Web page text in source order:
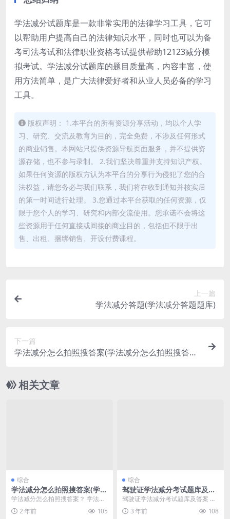
学法减分试题库是一款非常实用的法律学习工具，它可
以帮助用户提高自己的法律知识水平，同时也可以为备
考司法考试和法律职业资格考试提供帮助12123减分模
拟考试。学法减分试题库的题目质量高，内容丰富，使
用方法简单，是广大法律爱好者和从业人员必备的学习
工具。
版权声明： 1.本平台的所有资源分享活动，均以个人学
习、研究、交流及教育为目的，完全免费，不涉及任何形式
的商业销售。本网站只提供资源导航页面服务，并不提供资
源存储，也不参与录制。 2.我们坚决尊重并支持知识产权。
如果任何资源的版权方认为本平台的分享行为侵犯了您的合
法权益，请您务必与我们联系，我们将在收到通知并核实后
的第一时间进行处理。 3.您通过本平台获取的任何资源，仅
限于您个人的学习、研究和内部交流使用。您承诺不会将这
些资源用于任何直接或间接的商业目的，包括但不限于出
售、出租、捆绑销售、开设付费课程。
上一篇
学法减分答题(学法减分答题题库)
下一篇
学法减分怎么拍照搜答案(学法减分怎么拍照搜答案
相关文章
综合
学法减分怎么拍照搜答案(学法
减分怎么拍照搜答案软件)
学法减分怎么拍照搜答案？ 学法减
分是指在学生考试或者日常学习中
因为不遵守考试纪律...
2 年前 105
综合
驾驶证学法减分考试题库及答
案(驾驶证学法减分考试题库及
答案软件)
驾驶证学法减分考试题库及答案 驾
驶证学法减分考试题库及答案是指
针对驾驶员在道路交...
3 年前 108